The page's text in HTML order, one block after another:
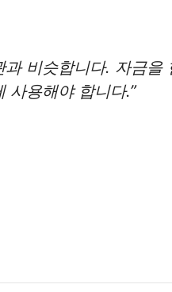
비슷합니다. 자금을
사용해야 합니다.”